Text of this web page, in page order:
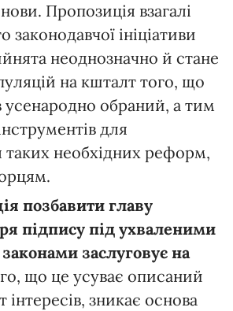
Пропозиція взагалі
законодавчої ініціативи
неоднозначно й стане
на кшталт того, що
усенародно обраний, а тим
для
необхідних реформ,
позбавити главу
підпису під ухваленими
законами заслуговує на
що це усуває описаний
зникає основа